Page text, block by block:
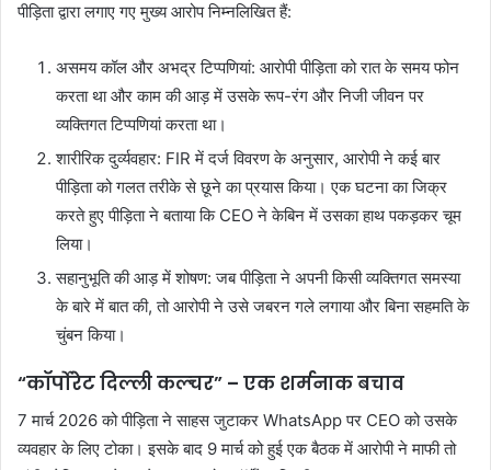
पीड़िता द्वारा लगाए गए मुख्य आरोप निम्नलिखित हैं:
असमय कॉल और अभद्र टिप्पणियां: आरोपी पीड़िता को रात के समय फोन
करता था और काम की आड़ में उसके रूप-रंग और निजी जीवन पर
व्यक्तिगत टिप्पणियां करता था।
शारीरिक दुर्व्यवहार: FIR में दर्ज विवरण के अनुसार, आरोपी ने कई बार
पीड़िता को गलत तरीके से छूने का प्रयास किया। एक घटना का जिक्र
करते हुए पीड़िता ने बताया कि CEO ने केबिन में उसका हाथ पकड़कर चूम
लिया।
सहानुभूति की आड़ में शोषण: जब पीड़िता ने अपनी किसी व्यक्तिगत समस्या
के बारे में बात की, तो आरोपी ने उसे जबरन गले लगाया और बिना सहमति के
चुंबन किया।
“कॉर्पोरेट दिल्ली कल्चर” – एक शर्मनाक बचाव
7 मार्च 2026 को पीड़िता ने साहस जुटाकर WhatsApp पर CEO को उसके
व्यवहार के लिए टोका। इसके बाद 9 मार्च को हुई एक बैठक में आरोपी ने माफी तो